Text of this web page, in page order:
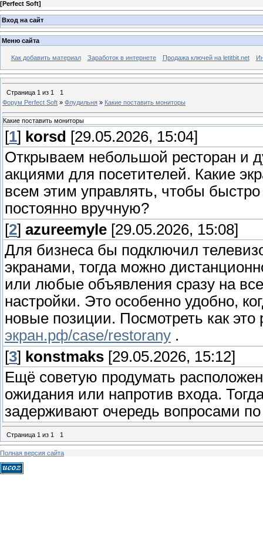
[Perfect Soft]
Вход на сайт
Меню сайта
Как добавить материал Заработок в интернете Продажа ключей на letitbit.net
Страница 1 из 1
1
Форум Perfect Soft » Флудильня » Какие поставить мониторы
Какие поставить мониторы
[1] korsd [29.05.2026, 15:04]
Открываем небольшой ресторан и
акциями для посетителей. Какие
всем этим управлять, чтобы
постоянно вручную?
[2] azureemyle [29.05.2026, 15:08]
Для бизнеса бы подключил
экранами, тогда можно
или любые объявления сразу на
настройки. Это особенно удобно,
новые позиции. Посмотреть как
экран.рф/case/restorany .
[3] konstmaks [29.05.2026, 15:12]
Ещё советую продумать
ожидания или напротив входа.
задерживают очередь вопросами
Страница 1 из 1 1
Полная версия сайта